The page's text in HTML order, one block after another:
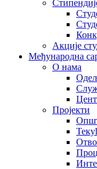
Акције
Међународна
О нама
Пројекти